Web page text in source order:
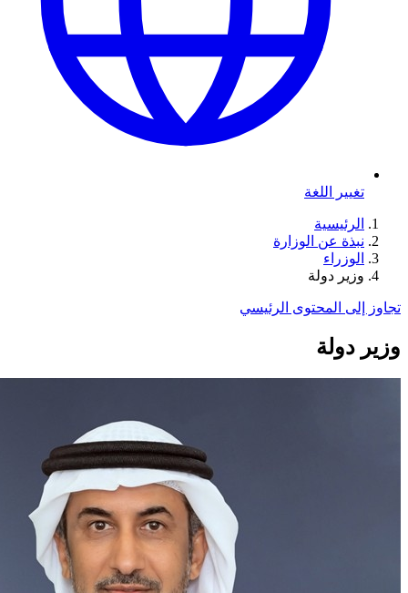
تغيير اللغة
الرئيسية
نبذة عن الوزارة
الوزراء
وزير دولة
تجاوز إلى المحتوى الرئيسي
وزير دولة